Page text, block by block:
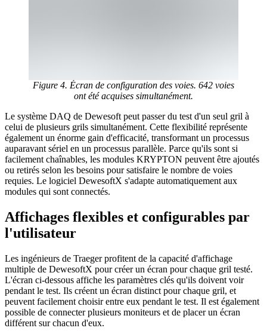
Figure 4. Écran de configuration des voies. 642 voies
ont été acquises simultanément.
Le système DAQ de Dewesoft peut passer du test d'un seul gril à
celui de plusieurs grils simultanément. Cette flexibilité représente
également un énorme gain d'efficacité, transformant un processus
auparavant sériel en un processus parallèle. Parce qu'ils sont si
facilement chaînables, les modules KRYPTON peuvent être ajoutés
ou retirés selon les besoins pour satisfaire le nombre de voies
requies. Le logiciel DewesoftX s'adapte automatiquement aux
modules qui sont connectés.
Affichages flexibles et configurables par
l'utilisateur
Les ingénieurs de Traeger profitent de la capacité d'affichage
multiple de DewesoftX pour créer un écran pour chaque gril testé.
L'écran ci-dessous affiche les paramètres clés qu'ils doivent voir
pendant le test. Ils créent un écran distinct pour chaque gril, et
peuvent facilement choisir entre eux pendant le test. Il est également
possible de connecter plusieurs moniteurs et de placer un écran
différent sur chacun d'eux.